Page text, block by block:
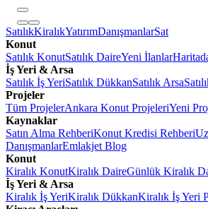
SatılıkKiralıkYatırımDanışmanlarSat
Konut
Satılık KonutSatılık DaireYeni İlanlar
İş Yeri & Arsa
Satılık İş YeriSatılık DükkanSatılık Arsa
Projeler
Tüm ProjelerAnkara Konut ProjeleriYeni
Kaynaklar
Satın Alma RehberiKonut Kredisi Rehberi
DanışmanlarEmlakjet Blog
Konut
Kiralık KonutKiralık DaireGünlük Kiralık
İş Yeri & Arsa
Kiralık İş YeriKiralık DükkanKiralık İş Yeri